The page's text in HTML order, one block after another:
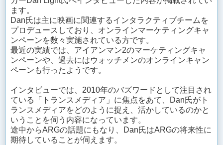
ます。
Dan氏は主に映画に関連するインタラクティブチームを
プロデュースしており、オンラインマーケティングキャ
ンペーンを数々実施されている方です。
最近の実績では、アイアンマン2のマーケティングキャ
ンペーンや、過去にはウォッチメンのオンラインキャン
ペーンも行ったようです。
インタビューでは、2010年のバズワードとして注目され
ている「トランスメディア」に焦点をあて、Dan氏がト
ランスメディアをどのように捉え、活かしているのかと
いうことを伺う内容になっています。
途中からARGの話題にもなり、Dan氏はARGの将来性に
期待していることが伺えます。